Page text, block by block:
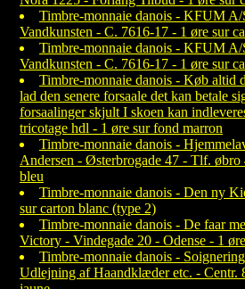
Timbre-monnaie danois - KFUM A/
Vandkunsten - C. 7616-17 - 1 øre sur
Timbre-monnaie danois - KFUM A/
Vandkunsten - C. 7616-17 - 1 øre sur
Timbre-monnaie danois - Køb altid
lad den senere forsaale det kan betale
forsaalinger skjult I skoen kan
tricotage hdl - 1 øre sur fond marron
Timbre-monnaie danois -
Andersen - Østerbrogade 47 - Tlf. øbro
bleu
Timbre-monnaie danois - Den ny
sur carton blanc (type 2)
Timbre-monnaie danois - De faar
Victory - Vindegade 20 - Odense - 1
Timbre-monnaie danois -
Udlejning af Haandklæder etc. - Centr.